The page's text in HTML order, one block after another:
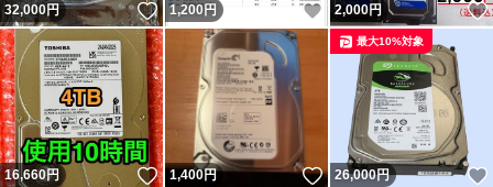
32,000円 いいね！
1,200 円 いいね！
2,000円
16,660円 いいね！
1,400円 いいね！
26,000円
最大10%対象